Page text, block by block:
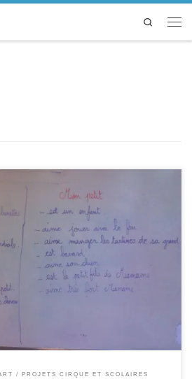
Search
du dispositif « Passeport pour l’art », trois
Mamamé à la Grainerie. Cette création
les liens entre une grand-mère et son petit-
et Noémie Ede Decugis. Le théâtre et le fil […]
PROJETS CIRQUE ET SCOLAIRES